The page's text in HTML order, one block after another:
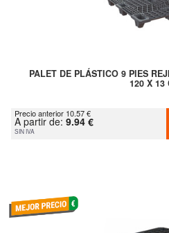
PALET DE PLÁSTICO 9 PIES
120 X 13
Precio anterior 10.57 €
A partir de: 9.94 €
SIN IVA